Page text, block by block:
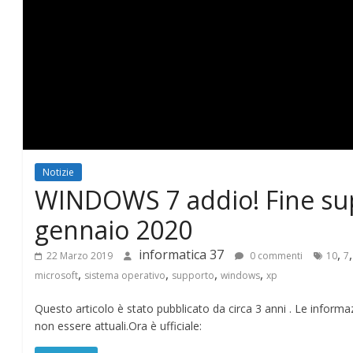
A
3
7
–
B
Notizie
WINDOWS 7 addio! Fine
gennaio 2020
22 Marzo 2019 informatica 37 0 commenti 10,7
microsoft, sistema operativo, supporto,windows,xp
Questo articolo è stato pubblicato da circa 3 anni . Le
non essere attuali.Ora è ufficiale: